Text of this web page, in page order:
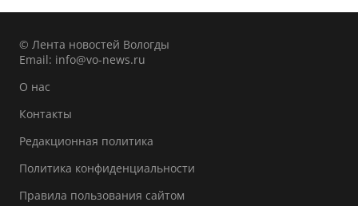
© Лента новостей Вологды
Email: info@vo-news.ru
О нас
Контакты
Редакционная политика
Политика конфиденциальности
Правила пользования сайтом